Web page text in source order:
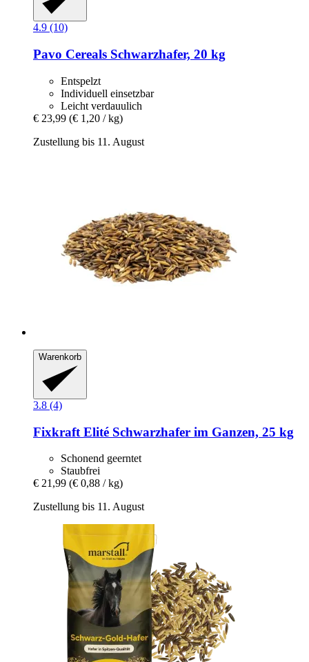
4.9 (10)
Pavo Cereals Schwarzhafer, 20 kg
Entspelzt
Individuell einsetzbar
Leicht verdauulich
€ 23,99 (€ 1,20 / kg)
Zustellung bis 11. August
Warenkorb
3.8 (4)
Fixkraft Elité Schwarzhafer im Ganzen, 25 kg
Schonend geerntet
Staubfrei
€ 21,99 (€ 0,88 / kg)
Zustellung bis 11. August